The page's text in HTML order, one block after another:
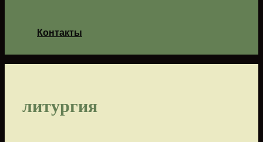
Контакты
литургия